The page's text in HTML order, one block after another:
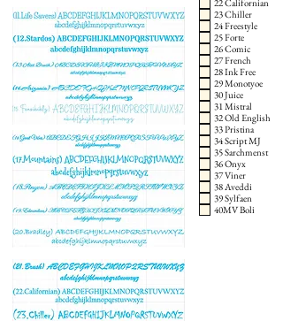
22 Californian
23 Chiller
24 Freestyle
25 Forte
26 Comic
27 French
28 Ink Free
29 Monotyoe
30 Juice
31 Mistral
32 Old English
33 Pristina
34 Script MJ
35 Sarchmenst
36 Onyx
37 Viner
38 Aveddi
39 Sylfaen
40MV Boli